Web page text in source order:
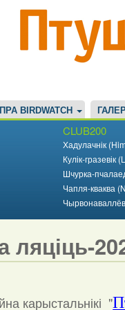
ПРА BIRDWATCH
CLUB200
Хадулачнік
Кулік-
Шчурка-
Чапля-кваква
ляціць-
карыстальнікі "